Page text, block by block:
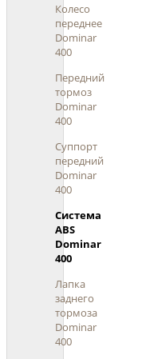
Колесо
переднее
Dominar
400
Передний
тормоз
Dominar
400
Суппорт
передний
Dominar
400
Система
ABS
Dominar
400
Лапка
заднего
тормоза
Dominar
400